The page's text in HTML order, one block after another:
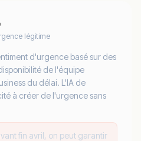
légitime
d'urgence basé sur des
de l'équipe
du délai. L'IA de
à créer de l'urgence sans
fin avril, on peut garantir